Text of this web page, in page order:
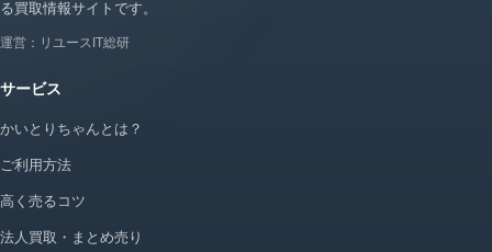
る買取情報サイトです。
運営：リユースIT総研
サービス
かいとりちゃんとは？
ご利用方法
高く売るコツ
法人買取・まとめ売り